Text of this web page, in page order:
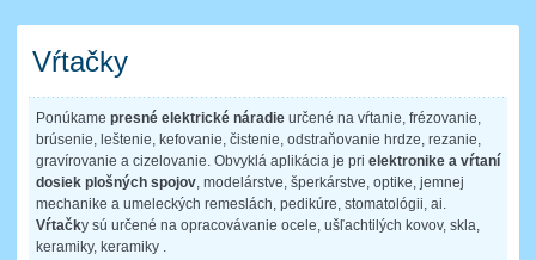
Vŕtačky
Ponúkame presné elektrické náradie určené na vŕtanie, frézovanie,
brúsenie, leštenie, kefovanie, čistenie, odstraňovanie hrdze, rezanie,
gravírovanie a cizelovanie. Obvyklá aplikácia je pri elektronike a vŕtaní
dosiek plošných spojov , modelárstve, šperkárstve, optike, jemnej
mechanike a umeleckých remeslách, pedikúre, stomatológii, ai.
Vŕtačky sú určené na opracovávanie ocele, ušľachtilých kovov, skla,
keramiky, keramiky .